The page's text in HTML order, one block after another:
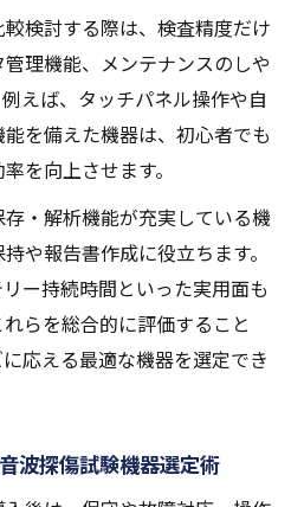
る超音波探傷試験機器の特
役立つ機器情報の集め方
る超音波探傷試験機器の選
レベル1試験の機器準備ポイ
検討する際は、検査精度だけ
理機能、メンテナンスのしや
えば、タッチパネル操作や自
を備えた機器は、初心者でも
を向上させます。
・解析機能が充実している機
や報告書作成に役立ちます。
ー持続時間といった実用面も
らを総合的に評価すること
応える最適な機器を選定でき
波探傷試験機器選定術